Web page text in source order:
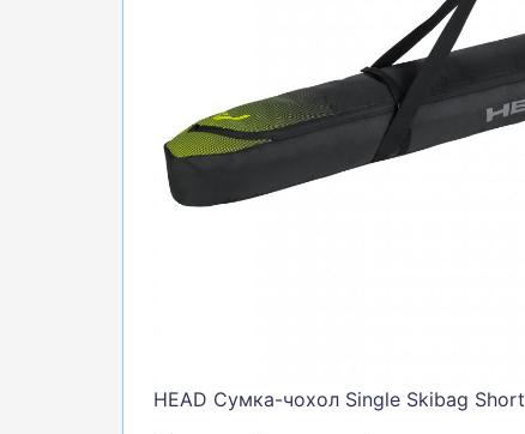
САМОКАТИ
ТЕНІС, БАДМІНТОН
ВОДНІ ВИДИ СПОРТУ
HEAD Сумка-чохол Single Skibag Short